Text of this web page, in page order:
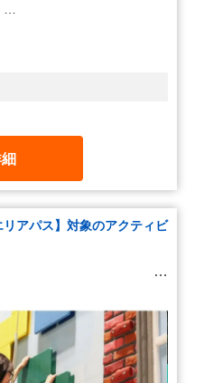
アパス】対象のアクティビ